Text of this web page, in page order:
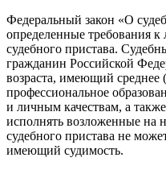
Федеральный закон «О
определенные требования
судебного пристава.
гражданин Российской
возраста, имеющий среднее
профессиональное
и личным качествам, а
исполнять возложенные на
судебного пристава не
имеющий судимость.